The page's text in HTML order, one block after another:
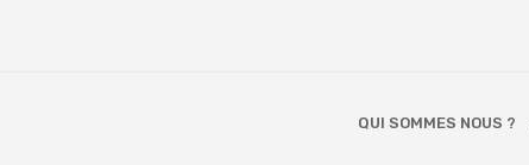
QUI SOMMES NOUS ?